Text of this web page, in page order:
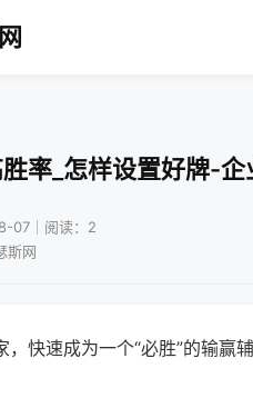
率_怎样设置好牌-企
07｜阅读：2
斯网
快速成为一个“必胜”的输赢